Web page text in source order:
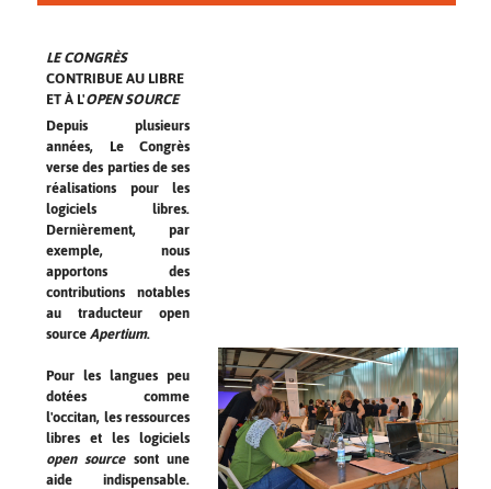
SOURCE
LE CONGRÈS
CONTRIBUE AU LIBRE
ET À L'OPEN SOURCE
Depuis plusieurs
années, Le Congrès
verse des parties de ses
réalisations pour les
logiciels libres.
Dernièrement, par
exemple, nous
apportons des
contributions notables
au traducteur open
source Apertium.
Pour les langues peu
dotées comme
l'occitan, les ressources
libres et les logiciels
open sourcesont une
aide indispensable.